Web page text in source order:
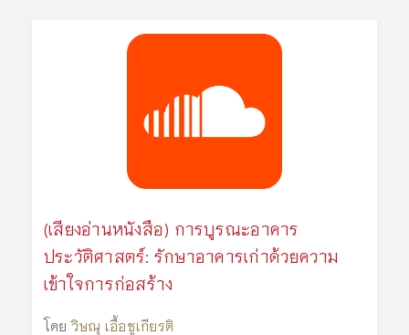
(เสียงอ่านหนังสือ) การบูรณะอาคาร
ประวัติศาสตร์: รักษาอาคารเก่าด้วยความ
เข้าใจการก่อสร้าง
โดย วิษณุ เอื้อชูเกียรติ